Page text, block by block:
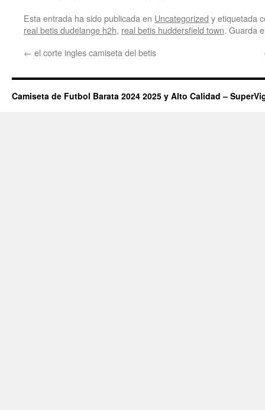
Esta entrada ha sido publicada en Uncategorized y etiquetada
real betis dudelange h2h, real betis huddersfield town. Guarda
← el corte ingles camiseta del betis
Camiseta de Futbol Barata 2024 2025 y Alto Calidad –